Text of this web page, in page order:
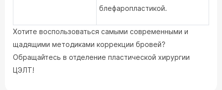
блефаропластикой.
Хотите воспользоваться самыми современными и
щадящими методиками коррекции бровей?
Обращайтесь в отделение пластической хирургии
ЦЭЛТ!